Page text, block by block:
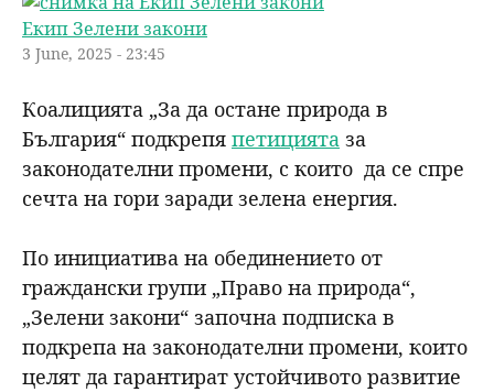
н
р
с
е
н
е
Екип Зелени закони
3 June, 2025 - 23:45
Коалицията „За да остане природа в
България“ подкрепя петицията за
законодателни промени, с които да се спре
сечта на гори заради зелена енергия.
По инициатива на обединението от
граждански групи „Право на природа“,
„Зелени закони“ започна подписка в
подкрепа на законодателни промени, които
целят да гарантират устойчивото развитие